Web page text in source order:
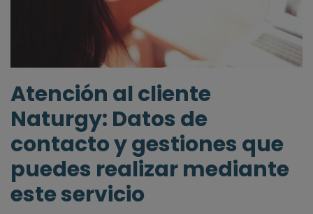
Atención al cliente
Naturgy: Datos de
contacto y gestiones que
puedes realizar mediante
este servicio